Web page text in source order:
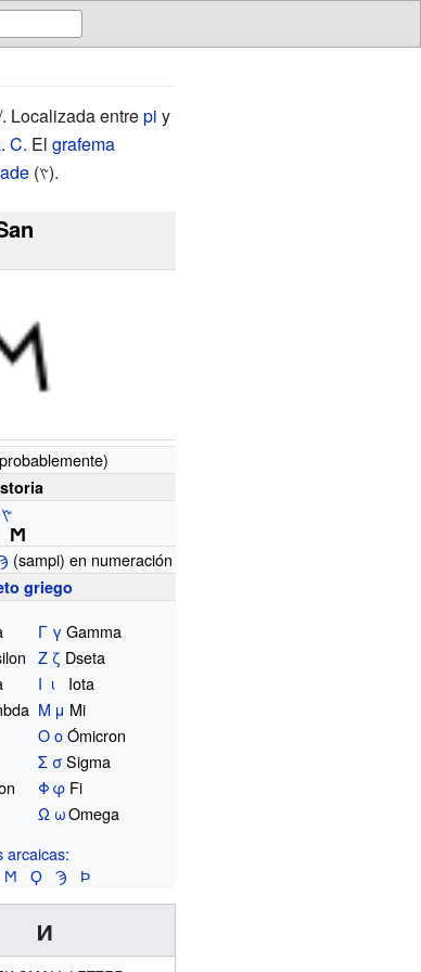
Localizada entrepi y
C. El grafema
(𐤑‏).
𐤑
Ϻ
(sampi) en numeración
griego
Γ γ Gamma
Ζ ζ Dseta
Ι ι
Iota
Μ μ Mi
ΟοÓmicron
Σ σSigma
Φφ Fi
Ω ωOmega
arcaicas:
Ϻ Ϙ Ϡ Ϸ
ͷ